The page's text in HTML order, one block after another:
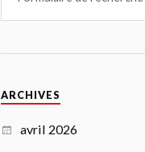
ARCHIVES
avril 2026